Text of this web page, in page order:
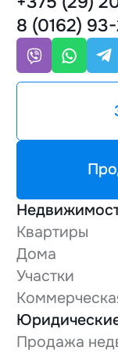
Квартиры
Дома
Участки
Продажа
8 (0162)